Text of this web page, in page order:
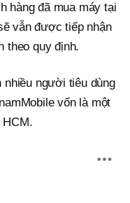
hàng đã mua máy tại
vẫn được tiếp nhận
theo quy định.
nhiều người tiêu dùng
vốn là một
HCM.